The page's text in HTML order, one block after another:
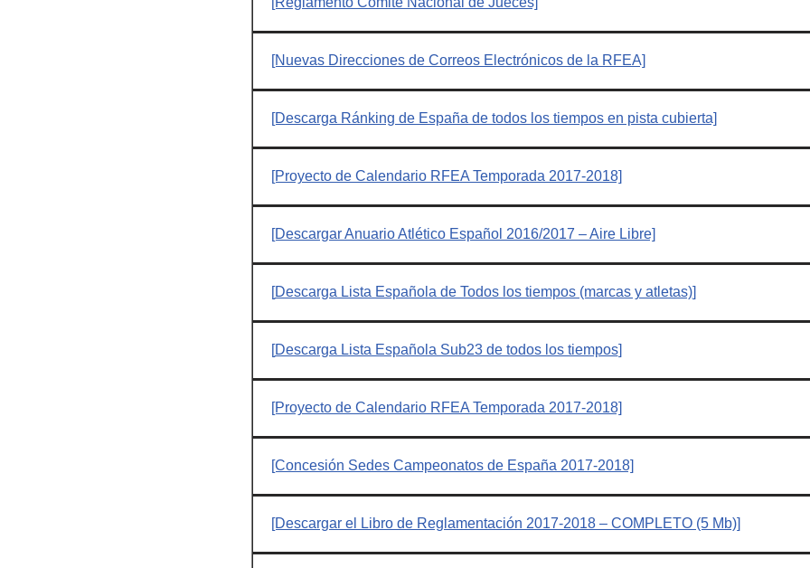
[Nuevas Direcciones de Correos Electrónicos de la RFEA]
[Descarga Ránking de España de todos los tiempos en pista cubierta]
[Proyecto de Calendario RFEA Temporada 2017-2018]
[Descargar Anuario Atlético Español 2016/2017 – Aire Libre]
[Descarga Lista Española de Todos los tiempos (marcas y atletas)]
[Descarga Lista Española Sub23 de todos los tiempos]
[Proyecto de Calendario RFEA Temporada 2017-2018]
[Concesión Sedes Campeonatos de España 2017-2018]
[Descargar el Libro de Reglamentación 2017-2018 – COMPLETO (5 Mb)]